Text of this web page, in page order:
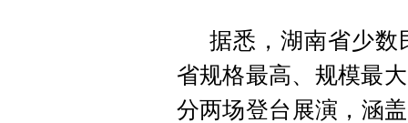
据悉，湖南省少数
省规格最高、规模最
分两场登台展演，涵